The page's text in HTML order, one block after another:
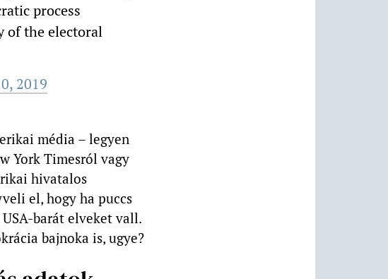
process
of the electoral
2019
média – legyen
York Timesról vagy
hivatalos
el, hogy ha puccs
barát elveket vall.
bajnoka is, ugye?